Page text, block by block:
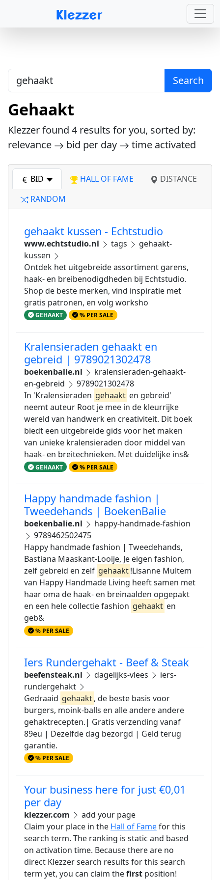
Search
Gehaakt
Klezzer found 4 results for you, sorted by:
relevance
bid per day time activated
BID HALL OF FAME
DISTANCE
RANDOM
gehaakt kussen - Echtstudio
www.echtstudio.nl tags
gehaakt-
kussen
Ontdek het uitgebreide assortiment garens,
haak- en breibenodigdheden bij Echtstudio.
Shop de beste merken, vind inspiratie met
gratis patronen, en volg worksho
GEHAAKT % PER SALE
Kralensieraden gehaakt en
gebreid | 9789021302478
boekenbalie.nl
kralensieraden-gehaakt-
en-gebreid
9789021302478
In 'Kralensieraden gehaakt en gebreid'
neemt auteur Root je mee in de kleurrijke
wereld van handwerk en creativiteit. Dit boek
biedt een uitgebreide gids voor het maken
van unieke kralensieraden door middel van
haak- en breitechnieken. Met duidelijke ins&
GEHAAKT % PER SALE
Happy handmade fashion |
Tweedehands | BoekenBalie
boekenbalie.nl
happy-handmade-fashion
9789462502475
Happy handmade fashion | Tweedehands,
Bastiana Maaskant-Looije, Je eigen fashion,
zelf gebreid en zelf gehaakt!Lisanne Multem
van Happy Handmade Living heeft samen met
haar oma de haak- en breinaalden opgepakt
en een hele collectie fashion gehaakt en
geb&
% PER SALE
Iers Rundergehakt - Beef & Steak
beefensteak.nl dagelijks-vlees
iers-
rundergehakt
Gedraaid gehaakt, de beste basis voor
burgers, moink-balls en alle andere andere
gehaktrecepten.| Gratis verzending vanaf
89eu | Dezelfde dag bezorgd | Geld terug
garantie.
% PER SALE
Your business here for just €0,01
per day
klezzer.com
add your page
Claim your place in the Hall of Famefor this
search term. The ranking is static and based
on activation time. Because there are no
direct Klezzer search results for this search
term yet, you can claim thefirst position!